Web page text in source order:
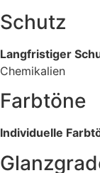
Schutz
Langfristiger
Chemikalien
Farbtöne
Individuelle